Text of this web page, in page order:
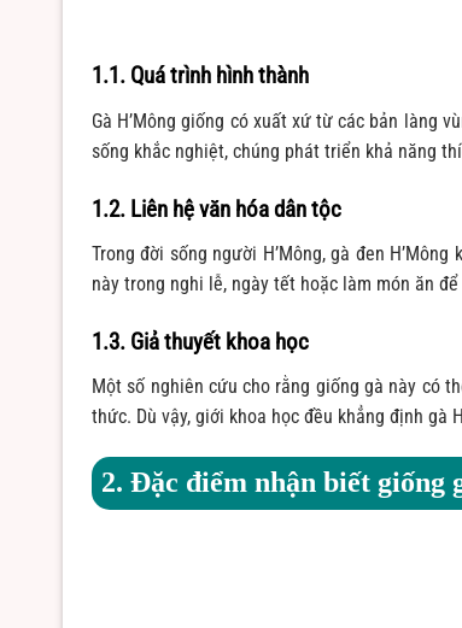
1.1. Quá trình hình thành
Gà H’Mông giống có xuất xứ từ các bản làng
sống khắc nghiệt, chúng phát triển khả năng
1.2. Liên hệ văn hóa dân tộc
Trong đời sống người H’Mông, gà đen
này trong nghi lễ, ngày tết hoặc làm món ăn
1.3. Giả thuyết khoa học
Một số nghiên cứu cho rằng giống gà này có
thức. Dù vậy, giới khoa học đều khẳng định gà
2. Đặc điểm nhận biết giống